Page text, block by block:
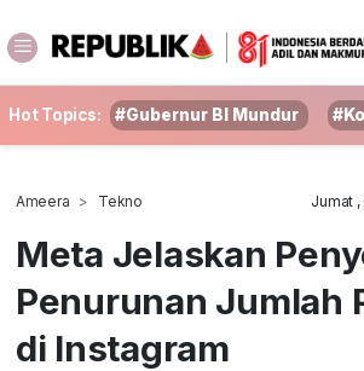
Hot Topics: #Gubernur BI Mundur
Ameera Tekno Jumat ,
Meta Jelaskan
Penurunan Jumlah
di Instagram